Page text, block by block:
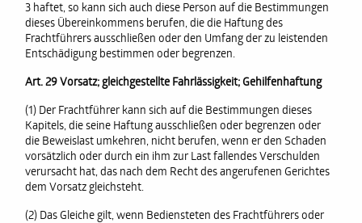
3 haftet, so kann sich auch diese Person auf die Bestimmungen
dieses Übereinkommens berufen, die die Haftung des
Frachtführers ausschließen oder den Umfang der zu leistenden
Entschädigung bestimmen oder begrenzen.
Art. 29 Vorsatz; gleichgestellte Fahrlässigkeit; Gehilfenhaftung
(1) Der Frachtführer kann sich auf die Bestimmungen dieses
Kapitels, die seine Haftung ausschließen oder begrenzen oder
die Beweislast umkehren, nicht berufen, wenn er den Schaden
vorsätzlich oder durch ein ihm zur Last fallendes Verschulden
verursacht hat, das nach dem Recht des angerufenen Gerichtes
dem Vorsatz gleichsteht.
(2) Das Gleiche gilt, wenn Bediensteten des Frachtführers oder